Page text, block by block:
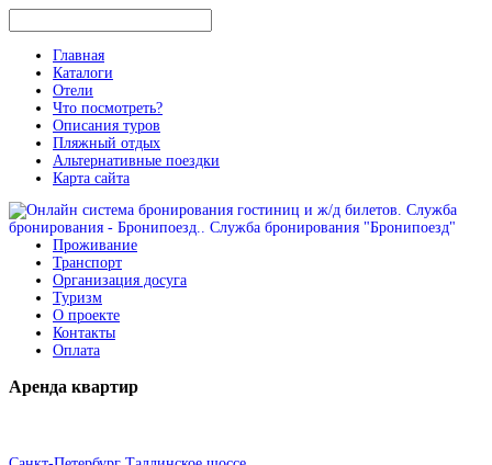
Главная
Каталоги
Отели
Что посмотреть?
Описания туров
Пляжный отдых
Альтернативные поездки
Карта сайта
Проживание
Транспорт
Организация досуга
Туризм
О проекте
Контакты
Оплата
Аренда квартир